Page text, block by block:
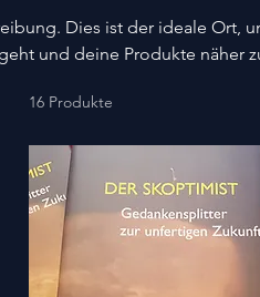
Dies ist der ideale Ort,
und deine Produkte näher
16 Produkte